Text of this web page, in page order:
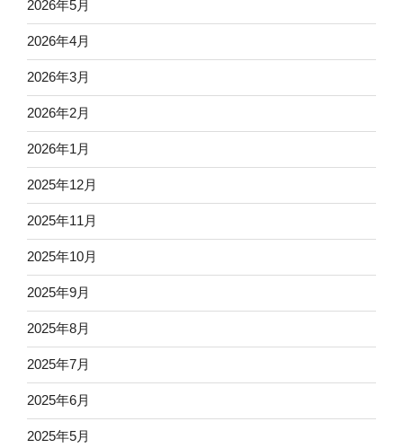
2026年5月
2026年4月
2026年3月
2026年2月
2026年1月
2025年12月
2025年11月
2025年10月
2025年9月
2025年8月
2025年7月
2025年6月
2025年5月